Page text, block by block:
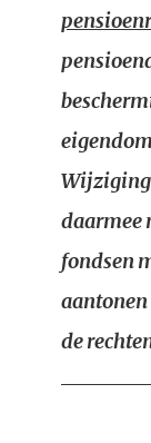
Wijziging
daarmee
fondsen
aantonen
de